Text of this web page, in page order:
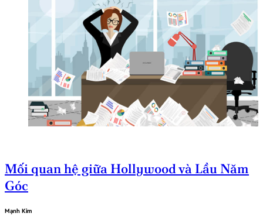
Mối quan hệ giữa Hollywood và Lầu Năm
Góc
Mạnh Kim